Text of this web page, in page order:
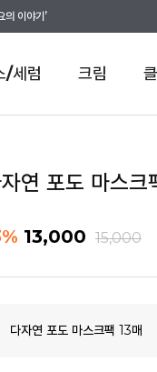
의 이야기’
/세럼 크림
연 포도 마스크
% 13,000 15,000
다자연 포도 마스크팩 13매